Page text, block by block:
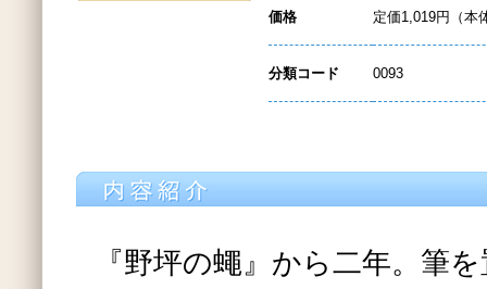
価格 定価1,019円（本
分類コード 0093
『野坪の蠅』から二年。筆